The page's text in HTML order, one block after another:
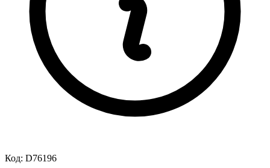
Код: D76196